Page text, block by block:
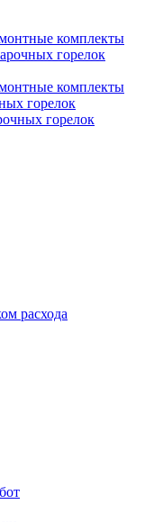
комплекты
горелок
комплекты
горелок
горелок
расхода